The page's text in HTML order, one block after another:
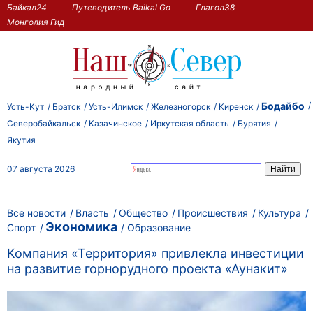
Байкал24 Путеводитель Baikal Go
Глагол38
Монголия Гид
Усть-Кут Братск Усть-Илимск Железногорск Киренск Бодайбо
Северобайкальск Казачинское Иркутская область
Бурятия
Якутия
07 августа 2026
Все новости Власть Общество Происшествия
Культура
Спорт
Экономика Образование
Компания «Территория» привлекла инвестиции
на развитие горнорудного проекта «Аунакит»